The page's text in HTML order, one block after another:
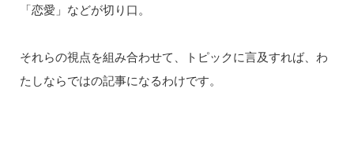
「恋愛」などが切り口。
それらの視点を組み合わせて、トピックに言及すれば、わ
たしならではの記事になるわけです。